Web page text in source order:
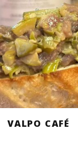
VALPO CAFÉ